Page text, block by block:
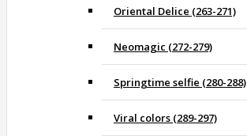
Oriental Delice (263-271)
Neomagic (272-279)
Springtime selfie (280-288)
Viral colors (289-297)